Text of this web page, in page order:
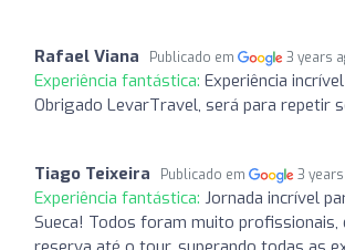
Rafael Viana Publicado em 3 years
Experiência fantástica: Experiência
Obrigado LevarTravel, será para repetir
Tiago Teixeira Publicado em 3
Experiência fantástica: Jornada incrível
Sueca! Todos foram muito profissionais,